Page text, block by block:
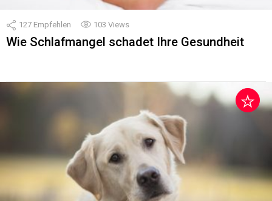
127 Empfehlen 103 Views
Wie Schlafmangel schadet Ihre Gesundheit